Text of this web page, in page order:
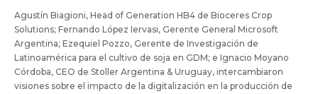
Agustín Biagioni, Head of Generation HB4 de Bioceres Crop
Solutions; Fernando López Iervasi, Gerente General Microsoft
Argentina; Ezequiel Pozzo, Gerente de Investigación de
Latinoamérica para el cultivo de soja en GDM; e Ignacio Moyano
Córdoba, CEO de Stoller Argentina & Uruguay, intercambiaron
visiones sobre el impacto de la digitalización en la producción de